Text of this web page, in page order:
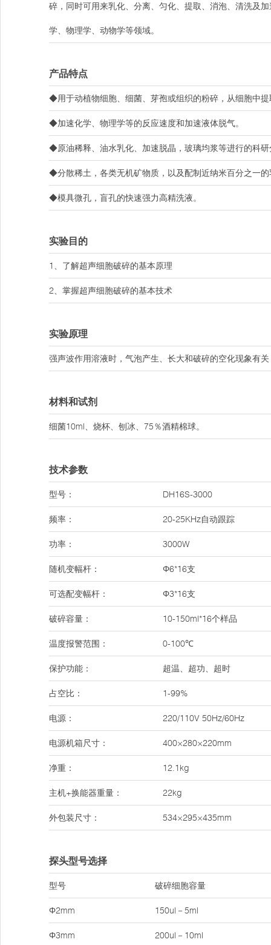
碎，同时可用来乳化、分离、匀化、提取、消泡、清洗及
学、物理学、动物学等领域。
产品特点
◆用于动植物细胞、细菌、芽孢或组织的粉碎，从细胞中
◆加速化学、物理学等的反应速度和加速液体脱气。
◆原油稀释、油水乳化、加速脱晶，玻璃均浆等进行的科
◆分散稀土，各类无机矿物质，以及配制近纳米百分之一
◆模具微孔，盲孔的快速强力高精洗液。
实验目的
1、了解超声细胞破碎的基本原理
2、掌握超声细胞破碎的基本技术
实验原理
强声波作用溶液时，气泡产生、长大和破碎的空化现象有
材料和试剂
细菌10ml、烧杯、刨冰、75％酒精棉球。
技术参数
型号： DH16S-3000
频率： 20-25KHz自动跟踪
功率： 3000W
随机变幅杆： Φ6*16支
可选配变幅杆： Φ3*16支
破碎容量： 10-150ml*16个样品
温度报警范围： 0-100℃
保护功能： 超温、超功、超时
占空比： 1-99%
电源： 220/110V 50Hz/60Hz
电源机箱尺寸： 400×280×220mm
净重： 12.1kg
主机+换能器重量： 22kg
外包装尺寸： 534×295×435mm
探头型号选择
型号 破碎细胞容量
Φ2mm 150ul－5ml
Φ3mm 200ul－10ml